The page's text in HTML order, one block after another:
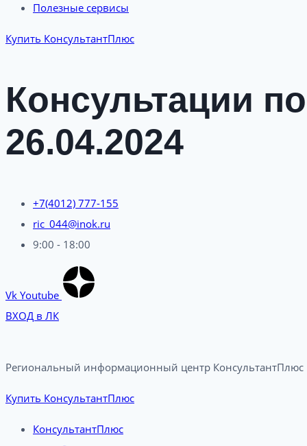
Полезные сервисы
Купить КонсультантПлюс
Консультации
26.04.2024
+7(4012) 777-155
ric_044@inok.ru
9:00 - 18:00
Vk Youtube
ВХОД в ЛК
Региональный информационный центр КонсультантПлюс
Купить КонсультантПлюс
КонсультантПлюс